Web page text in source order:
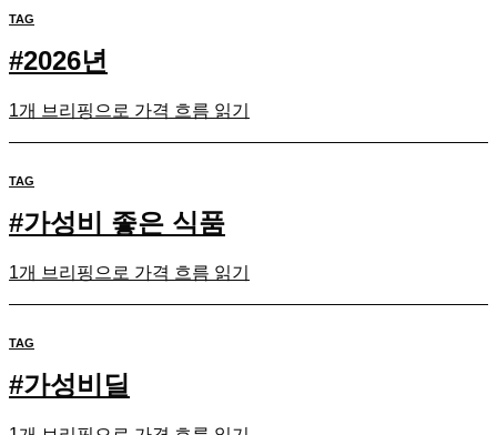
TAG
#2026년
1개 브리핑으로 가격 흐름 읽기
TAG
#가성비 좋은 식품
1개 브리핑으로 가격 흐름 읽기
TAG
#가성비딜